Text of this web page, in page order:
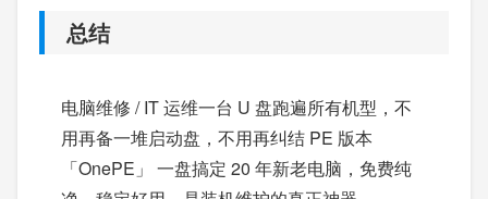
总结
电脑维修 / IT 运维一台 U 盘跑遍所有机型，不
用再备一堆启动盘，不用再纠结 PE 版本
「OnePE」 一盘搞定 20 年新老电脑，免费纯